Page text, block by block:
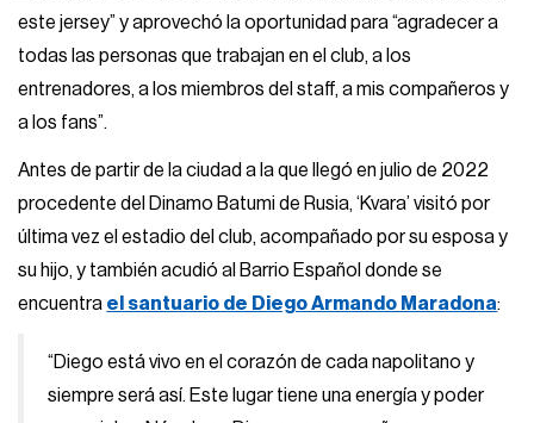
este jersey” y aprovechó la oportunidad para “agradecer a
todas las personas que trabajan en el club, a los
entrenadores, a los miembros del staff, a mis compañeros y
a los fans”.
Antes de partir de la ciudad a la que llegó en julio de 2022
procedente del Dinamo Batumi de Rusia, ‘Kvara’ visitó por
última vez el estadio del club, acompañado por su esposa y
su hijo, y también acudió al Barrio Español donde se
encuentra el santuario de Diego Armando Maradona:
“Diego está vivo en el corazón de cada napolitano y
siempre será así. Este lugar tiene una energía y poder